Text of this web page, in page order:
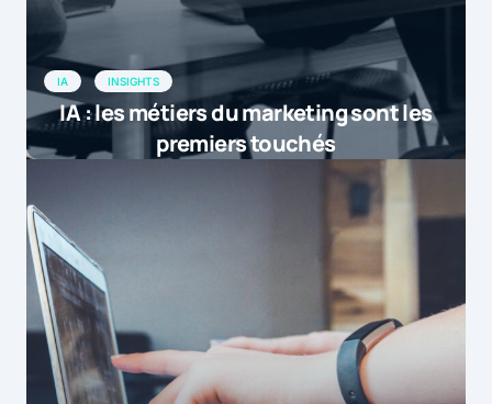
IA INSIGHTS
IA : les métiers du marketing sont les
premiers touchés